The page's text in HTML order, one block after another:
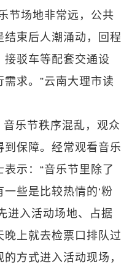
节场地非常远，公共
束后人潮涌动，回程
接驳车等配套交通设
求。”云南大理市读
乐节秩序混乱，观众
到保障。经常观看音乐
示：“音乐节里除了
些是比较热情的‘粉
进入活动场地、占据
晚上就去检票口排队过
方式进入活动现场，